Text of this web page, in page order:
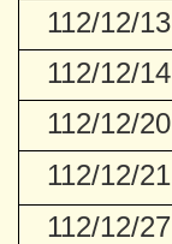
112/12/13
112/12/14
112/12/20
112/12/21
112/12/27